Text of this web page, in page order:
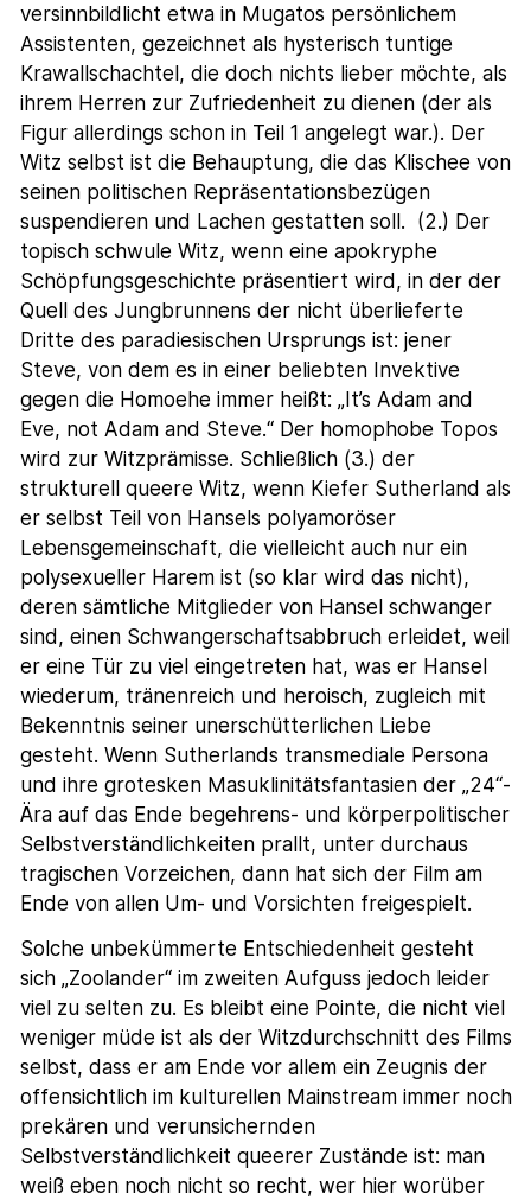
versinnbildlicht etwa in Mugatos persönlichem
Assistenten, gezeichnet als hysterisch tuntige
Krawallschachtel, die doch nichts lieber möchte, als
ihrem Herren zur Zufriedenheit zu dienen (der als
Figur allerdings schon in Teil 1 angelegt war.). Der
Witz selbst ist die Behauptung, die das Klischee von
seinen politischen Repräsentationsbezügen
suspendieren und Lachen gestatten soll. (2.) Der
topisch schwule Witz, wenn eine apokryphe
Schöpfungsgeschichte präsentiert wird, in der der
Quell des Jungbrunnens der nicht überlieferte
Dritte des paradiesischen Ursprungs ist: jener
Steve, von dem es in einer beliebten Invektive
gegen die Homoehe immer heißt: „It’s Adam and
Eve, not Adam and Steve.“ Der homophobe Topos
wird zur Witzprämisse. Schließlich (3.) der
strukturell queere Witz, wenn Kiefer Sutherland als
er selbst Teil von Hansels polyamoröser
Lebensgemeinschaft, die vielleicht auch nur ein
polysexueller Harem ist (so klar wird das nicht),
deren sämtliche Mitglieder von Hansel schwanger
sind, einen Schwangerschaftsabbruch erleidet, weil
er eine Tür zu viel eingetreten hat, was er Hansel
wiederum, tränenreich und heroisch, zugleich mit
Bekenntnis seiner unerschütterlichen Liebe
gesteht. Wenn Sutherlands transmediale Persona
und ihre grotesken Masuklinitätsfantasien der „24“-
Ära auf das Ende begehrens- und körperpolitischer
Selbstverständlichkeiten prallt, unter durchaus
tragischen Vorzeichen, dann hat sich der Film am
Ende von allen Um- und Vorsichten freigespielt.
Solche unbekümmerte Entschiedenheit gesteht
sich „Zoolander“ im zweiten Aufguss jedoch leider
viel zu selten zu. Es bleibt eine Pointe, die nicht viel
weniger müde ist als der Witzdurchschnitt des Films
selbst, dass er am Ende vor allem ein Zeugnis der
offensichtlich im kulturellen Mainstream immer noch
prekären und verunsichernden
Selbstverständlichkeit queerer Zustände ist: man
weiß eben noch nicht so recht, wer hier worüber